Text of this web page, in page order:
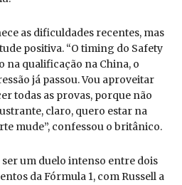
as dificuldades recentes, mas
positiva. “O timing do Safety
na qualificação na China, o
já passou. Vou aproveitar
todas as provas, porque não
claro, quero estar na
mude”, confessou o britânico.
um duelo intenso entre dois
da Fórmula 1, com Russell a